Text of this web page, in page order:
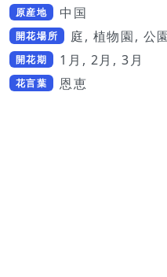
原産地 中国
開花場所 庭, 植物園, 公
開花期 1月, 2月, 3月
花言葉 恩恵